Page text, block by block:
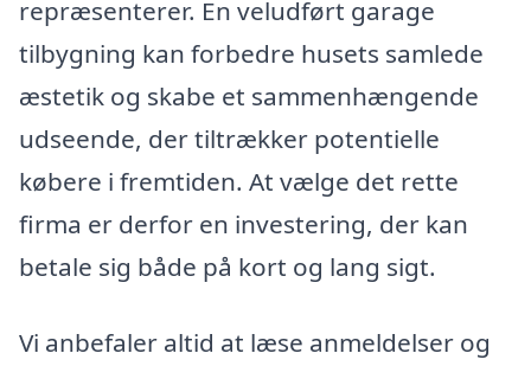
repræsenterer. En veludført garage
tilbygning kan forbedre husets samlede
æstetik og skabe et sammenhængende
udseende, der tiltrækker potentielle
købere i fremtiden. At vælge det rette
firma er derfor en investering, der kan
betale sig både på kort og lang sigt.
Vi anbefaler altid at læse anmeldelser og